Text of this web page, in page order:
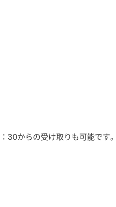
： 30からの受け取りも可能です。